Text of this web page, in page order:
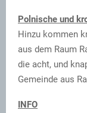
Polnische und
Hinzu kommen
aus dem Raum
die acht, und
Gemeinde aus
INFO